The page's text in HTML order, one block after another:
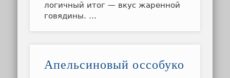
логичный итог — вкус жаренной
говядины. …
Апельсиновый оссобуко